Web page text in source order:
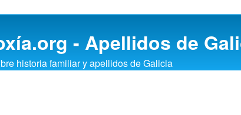
- Apellidos de
historia familiar y apellidos de Galicia